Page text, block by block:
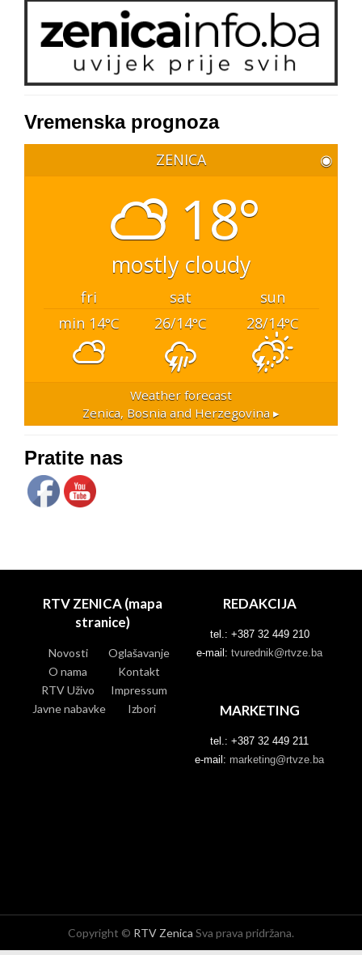
Vremenska prognoza
ZENICA ◉
18°
mostly cloudy
fri sat
sun
min 14°C 26/14°C 28/14°C
Weather forecast
Zenica, Bosnia and Herzegovina ▸
Pratite nas
RTV ZENICA (mapa
stranice)
Novosti
Oglašavanje
O nama
Kontakt
RTV Uživo
Impressum
Javne nabavke
Izbori
REDAKCIJA
tel.: +387 32 449 210
e-mail: tvurednik@rtvze.ba
MARKETING
tel.: +387 32 449 211
e-mail: marketing@rtvze.ba
Copyright © RTV Zenica Sva prava pridržana.